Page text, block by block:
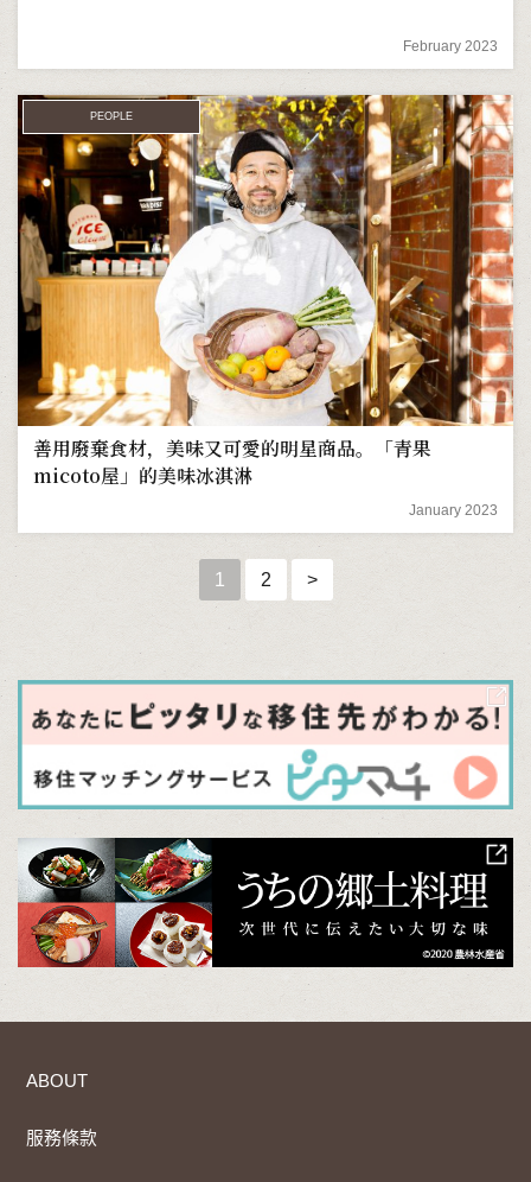
February 2023
PEOPLE
善用廢棄食材，美味又可愛的明星商品。「青果
micoto屋」的美味冰淇淋
January 2023
1 2 >
ABOUT
服務條款